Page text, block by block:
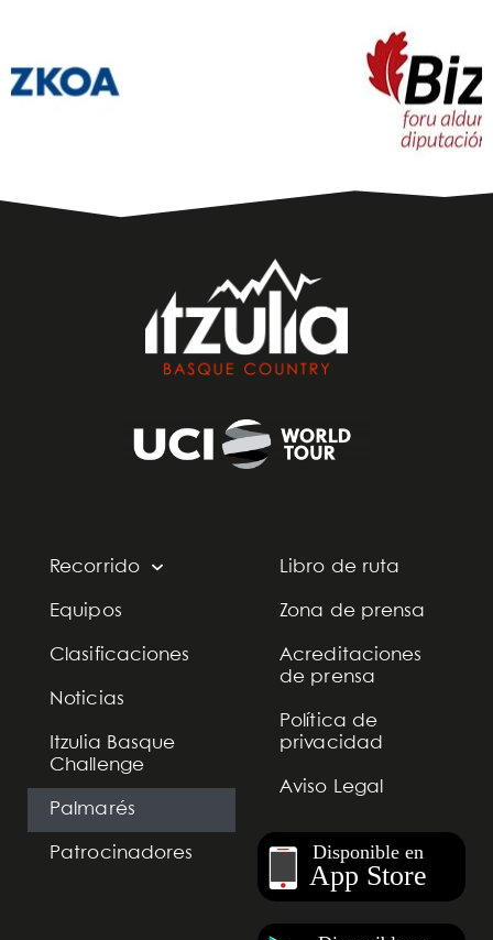
Recorrido
Equipos
Clasificaciones
Noticias
Itzulia Basque
Challenge
Palmarés
Patrocinadores
Libro de ruta
Zona de prensa
Acreditaciones
de prensa
Política de
privacidad
Aviso Legal